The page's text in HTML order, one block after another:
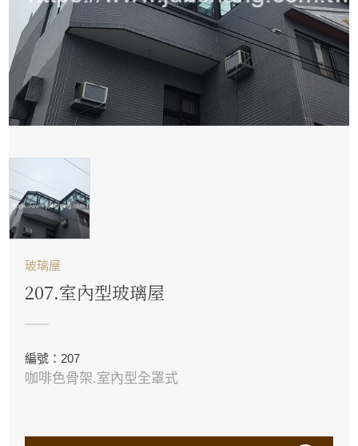
玻璃屋
207.室內型玻璃屋
編號：207
咖啡色骨架.室內型全罩式